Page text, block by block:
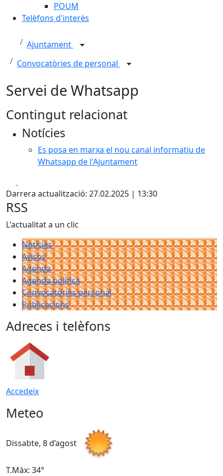
POUM
Telèfons d'interès
Ajuntament
Convocatòries de personal
Servei de Whatsapp
Contingut relacionat
Notícies
Es posa en marxa el nou canal informatiu de
Whatsapp de l'Ajuntament
Darrera actualització: 27.02.2025 | 13:30
RSS
L'actualitat a un clic
Notícies
Avisos
Agenda
Agenda política
Convocatòries personal
Publicacions
Adreces i telèfons
Accedeix
Meteo
Dissabte, 8 d’agost
T.Màx: 34°